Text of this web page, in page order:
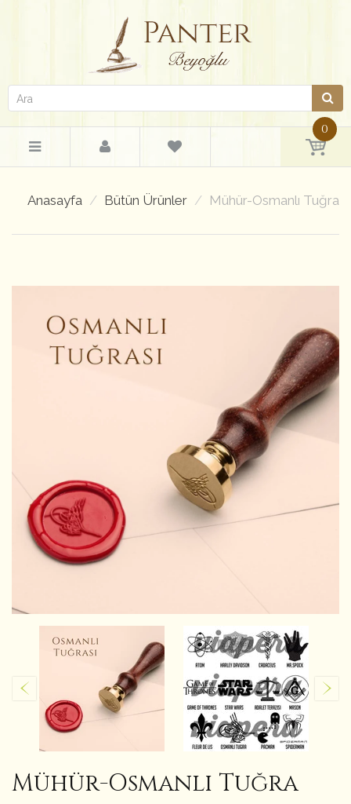
0
Anasayfa Bütün Ürünler Mühür-Osmanlı Tuğra
Mühür-Osmanlı Tuğra